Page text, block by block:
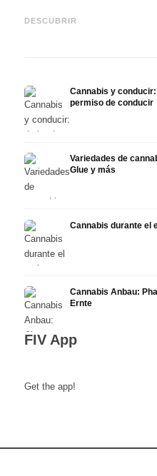
DESCUBRIR
automedición y lo que
Cannabis y
permiso de conducir
Variedades de
Glue y más
Cannabis durante el
Cannabis Anbau:
Ernte
FIV App
Get the app!